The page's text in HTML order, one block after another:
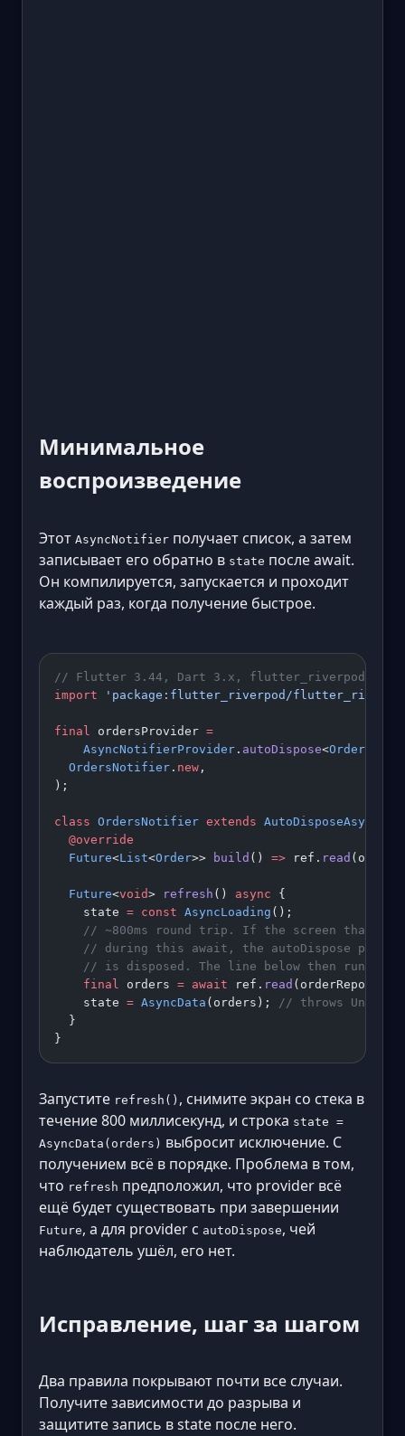
Минимальное
воспроизведение
Этот AsyncNotifier получает список, а затем
записывает его обратно в state после await.
Он компилируется, запускается и проходит
каждый раз, когда получение быстрое.
// Flutter 3.44, Dart 3.x, flutter_riverpod 3.x --
import 'package:flutter_riverpod/
final ordersProvider =
    AsyncNotifierProvider
. autoDispose<
  OrdersNotifier
. new ,
);
class OrdersNotifier extends
  @override
  Future
<List<Order>> build () => ref. read
  Future
<void> refresh () async {
    state
= const AsyncLoading ();
// ~800ms round trip. If the screen that
// during this await, the autoDispose
// is disposed. The line below then runs on
    final
orders = await ref. read
    state
= AsyncData (orders);
// throws
  }
}
Запустите refresh() , снимите экран со стека в
течение 800 миллисекунд, и строка state =
AsyncData(orders) выбросит исключение. С
получением всё в порядке. Проблема в том,
что refresh предположил, что provider всё
ещё будет существовать при завершении
Future, а для provider с autoDispose, чей
наблюдатель ушёл, его нет.
Исправление, шаг за шагом
Два правила покрывают почти все случаи.
Получите зависимости до разрыва и
защитите запись в state после него.